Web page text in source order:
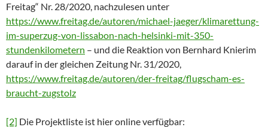
Freitag“ Nr. 28/2020, nachzulesen unter
https://www.freitag.de/autoren/michael-jaeger/klimarettung-
im-superzug-von-lissabon-nach-helsinki-mit-350-
stundenkilometern – und die Reaktion von Bernhard Knierim
darauf in der gleichen Zeitung Nr. 31/2020,
https://www.freitag.de/autoren/der-freitag/flugscham-es-
braucht-zugstolz
[2] Die Projektliste ist hier online verfügbar: